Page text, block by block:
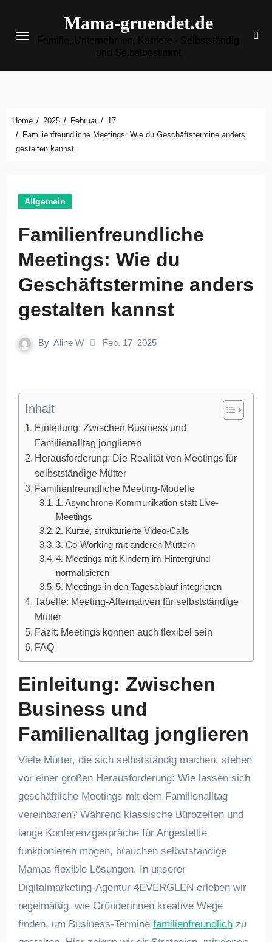
springen
Mama-gruendet.de
Home 2025 Februar
17
Familienfreundliche Meetings: Wie du Geschäftstermine anders
gestalten kannst
Allgemein
Familienfreundliche
Meetings: Wie du
Geschäftstermine anders
gestalten kannst
By Aline W Feb. 17, 2025
Inhalt
Einleitung: Zwischen Business und
Familienalltag jonglieren
Herausforderung: Die Realität von Meetings für
selbstständige Mütter
Familienfreundliche Meeting-Modelle
1. Asynchrone Kommunikation statt Live-
Meetings
2. Kurze, strukturierte Video-Calls
3. Co-Working mit anderen Müttern
4. Meetings mit Kindern im Hintergrund
normalisieren
5. Meetings in den Tagesablauf integrieren
Tabelle: Meeting-Alternativen für selbstständige
Mütter
Fazit: Meetings können auch flexibel sein
FAQ
Einleitung: Zwischen
Business und
Familienalltag jonglieren
Viele Mütter, die sich selbstständig machen, stehen
vor einer großen Herausforderung: Wie lassen sich
geschäftliche Meetings mit dem Familienalltag
vereinbaren? Während klassische Bürozeiten und
lange Konferenzgespräche für Angestellte
funktionieren mögen, brauchen selbstständige
Mamas flexible Lösungen. In unserer
Digitalmarketing-Agentur 4EVERGLEN erleben wir
regelmäßig, wie Gründerinnen kreative Wege
finden, um Business-Termine familienfreundlichzu